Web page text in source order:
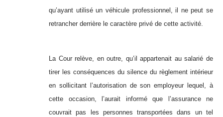
qu’ayant utilisé un véhicule professionnel, il ne peut se
retrancher derrière le caractère privé de cette activité.
La Cour relève, en outre, qu’il appartenait au salarié de
tirer les conséquences du silence du règlement intérieur
en sollicitant l’autorisation de son employeur lequel, à
cette occasion, l’aurait informé que l’assurance ne
couvrait pas les personnes transportées dans un tel